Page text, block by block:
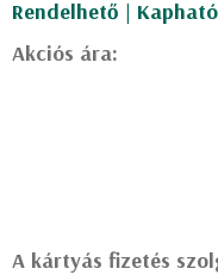
Rendelhető | Kapható
Akciós ára:
A kártyás fizetés